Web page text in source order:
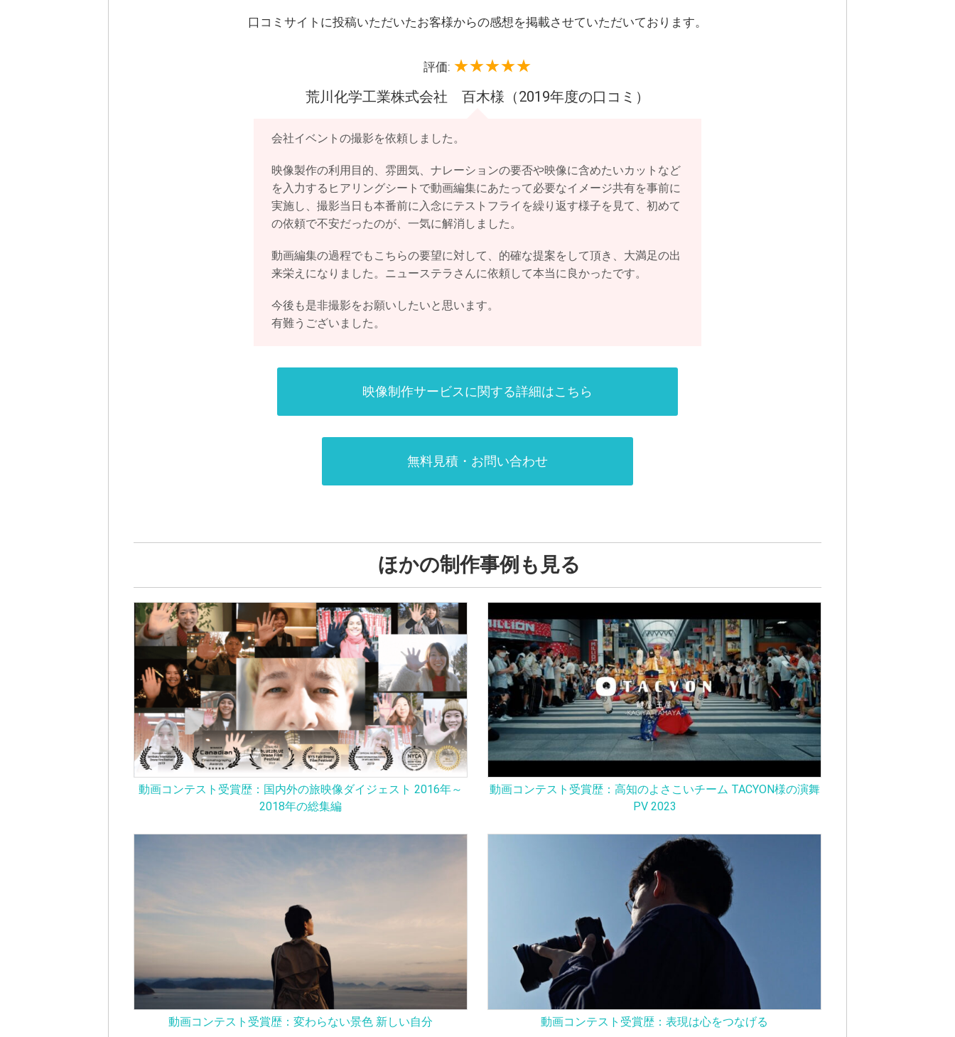
口コミサイトに投稿いただいたお客様からの感想を掲載させていただいております。
評価:
荒川化学工業株式会社 百木様（2019年度の口コミ）
会社イベントの撮影を依頼しました。
映像製作の利用目的、雰囲気、ナレーションの要否や映像に含めたいカットなど
を入力するヒアリングシートで動画編集にあたって必要なイメージ共有を事前に
実施し、撮影当日も本番前に入念にテストフライを繰り返す様子を見て、初めて
の依頼で不安だったのが、一気に解消しました。
動画編集の過程でもこちらの要望に対して、的確な提案をして頂き、大満足の出
来栄えになりました。ニューステラさんに依頼して本当に良かったです。
今後も是非撮影をお願いしたいと思います。
有難うございました。
映像制作サービスに関する詳細はこちら
無料見積・お問い合わせ
ほかの制作事例も見る
動画コンテスト受賞歴：国内外の旅映像ダイジェスト 2016年～
2018年の総集編
動画コンテスト受賞歴：高知のよさこいチーム TACYON様の演舞
PV 2023
動画コンテスト受賞歴：変わらない景色 新しい自分 動画コンテスト受賞歴：表現は心をつなげる